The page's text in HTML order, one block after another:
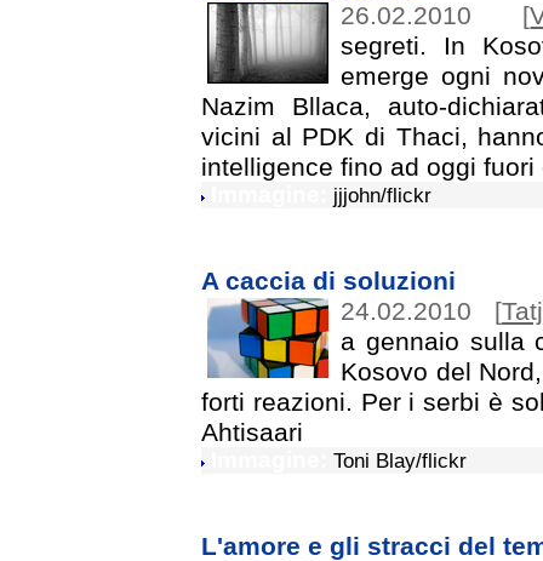
26.02.2010
[
segreti. In
emerge ogni
Nazim Bllaca, auto-
vicini al PDK di Thaci,
intelligence fino ad oggi
jjjohn/flickr
A caccia di soluzioni
24.02.2010
[
a gennaio sulla
Kosovo del
forti reazioni. Per i serbi è
Ahtisaari
Immagine:Toni Blay/flickr
L'amore e gli stracci del